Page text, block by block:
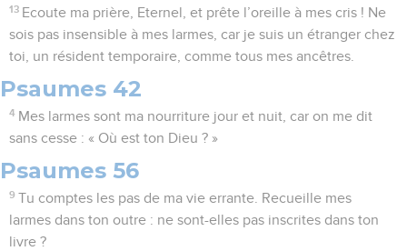
13 Ecoute ma prière, Eternel, et prête l’oreille à mes cris ! Ne
sois pas insensible à mes larmes, car je suis un étranger chez
toi, un résident temporaire, comme tous mes ancêtres.
Psaumes 42
4 Mes larmes sont ma nourriture jour et nuit, car on me dit
sans cesse : « Où est ton Dieu ? »
Psaumes 56
9 Tu comptes les pas de ma vie errante. Recueille mes
larmes dans ton outre : ne sont-elles pas inscrites dans ton
livre ?